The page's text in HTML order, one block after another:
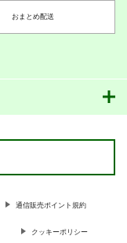
おまとめ配送
通信販売ポイント規約
クッキーポリシー